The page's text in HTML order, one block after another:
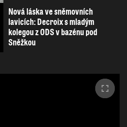
Nová láska ve sněmovních
lavicích: Decroix s mladým
kolegou z ODS v bazénu pod
Sněžkou